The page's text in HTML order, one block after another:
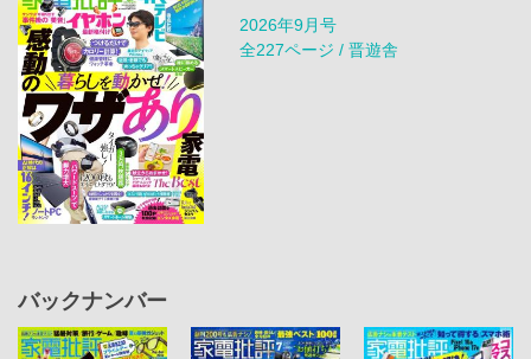
2026年9月号
全227ページ / 晋遊舎
バックナンバー